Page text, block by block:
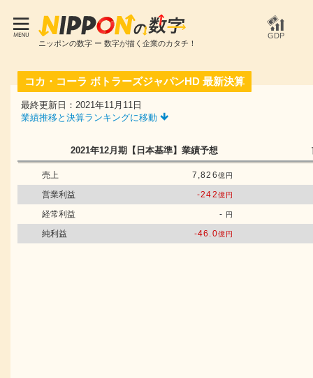
ニッポンの数字 ー 数字が描く企業のカタチ！
GDP
コカ・コーラ ボトラーズジャパンHD 最新決算
最終更新日：2021年11月11日
業績推移と決算ランキングに移動
2021年12月期 【日本基準】業績予想
売上 7,826億円
営業利益 -242億円
経常利益 - 円
純利益 -46.0億円